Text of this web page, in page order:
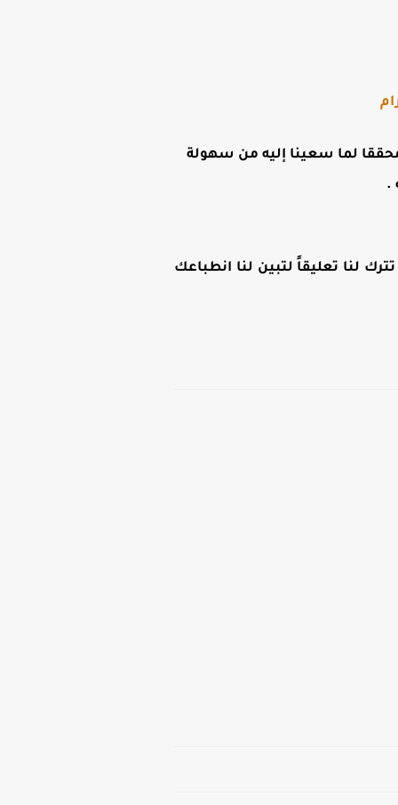
محققا لما سعينا إليه من سهولة
.
لنا تعليقاً لتبين لنا انطباعك